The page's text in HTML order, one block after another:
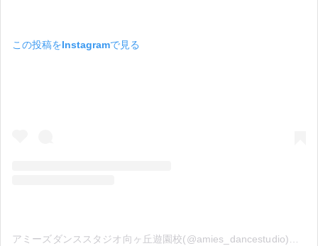
この投稿をInstagramで見る
アミーズダンススタジオ向ヶ丘遊園校(@amies_dancestudio)がシェアした投稿